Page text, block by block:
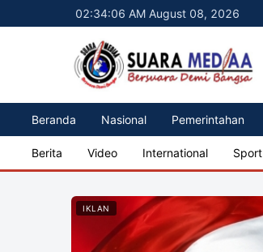
02:34:07 AM August 08, 2026
Beranda Nasional Pemerintahan
Berita Video International Sport
IKLAN